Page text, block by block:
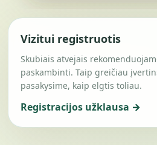
Vizitui registruotis
Skubiais atvejais
paskambinti. Taip greičiau
pasakysime, kaip elgtis toliau.
Registracijos užklausa →